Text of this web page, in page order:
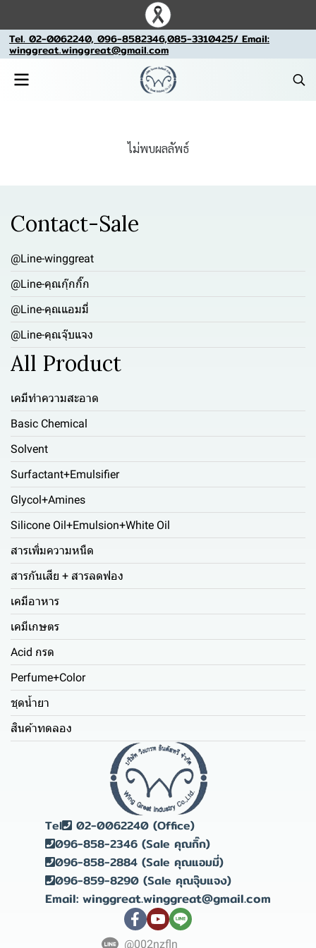
Tel. 02-0062240, 096-8582346,085-3310425/ Email:
winggreat.winggreat@gmail.com
ไม่พบผลลัพธ์
Contact-Sale
@Line-winggreat
@Line-คุณกุ๊กกิ๊ก
@Line-คุณแอมมี่
@Line-คุณจุ๊บแจง
All Product
เคมีทำความสะอาด
Basic Chemical
Solvent
Surfactant+Emulsifier
Glycol+Amines
Silicone Oil+Emulsion+White Oil
สารเพิ่มความหนืด
สารกันเสีย + สารลดฟอง
เคมีอาหาร
เคมีเกษตร
Acid กรด
Perfume+Color
ชุดน้ำยา
สินค้าทดลอง
Tel
02-0062240 (Office)
096-858-2346 (Sale คุณกิ๊ก)
096-858-2884 (Sale คุณแอมมี่)
096-859-8290 (Sale คุณจุ๊บแจง)
Email: winggreat.winggreat@gmail.com
@002nzfln